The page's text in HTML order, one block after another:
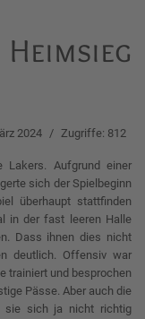
2024 Zugriffe: 812
Lakers. Aufgrund einer
sich der Spielbeginn
überhaupt stattfinden
in der fast leeren Halle
Dass ihnen dies nicht
deutlich. Offensiv war
trainiert und besprochen
Pässe. Aber auch die
sie sich ja nicht richtig